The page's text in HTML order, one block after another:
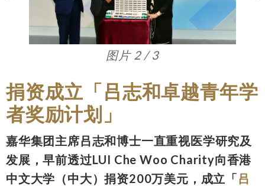
图片 3 / 3
捐资成立「吕志和卓越青年学
者奖励计划」
嘉华集团主席吕志和博士一直重视医学研究及
发展，早前透过LUI Che Woo Charity向香港
中文大学（中大）捐资200万美元，成立「吕